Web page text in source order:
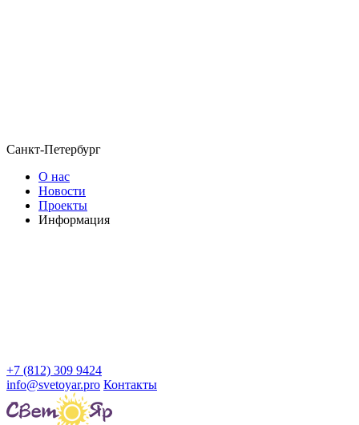
Санкт-Петербург
О нас
Новости
Проекты
Информация
+7 (812) 309 9424
info@svetoyar.pro Контакты